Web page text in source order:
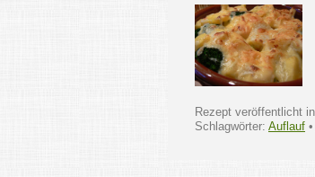
Rezept veröffentlicht
Schlagwörter: Auflauf •